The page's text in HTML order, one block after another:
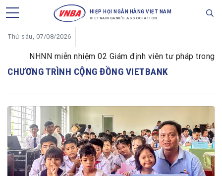
HIỆP HỘI NGÂN HÀNG VIỆT NAM
VIETNAM BANK'S ASSOCIATION
Thứ sáu, 07/08/2026
NHNN miễn nhiệm 02 Giám định viên tư pháp trong
CHƯƠNG TRÌNH CỘNG ĐỒNG VIETBANK